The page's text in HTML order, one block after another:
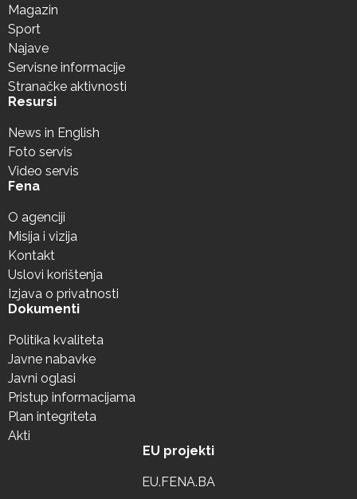
Magazin
Sport
Najave
Servisne informacije
Stranačke aktivnosti
Resursi
News in English
Foto servis
Video servis
Fena
O agenciji
Misija i vizija
Kontakt
Uslovi korištenja
Izjava o privatnosti
Dokumenti
Politika kvaliteta
Javne nabavke
Javni oglasi
Pristup informacijama
Plan integriteta
Akti
EU projekti
EU.FENA.BA